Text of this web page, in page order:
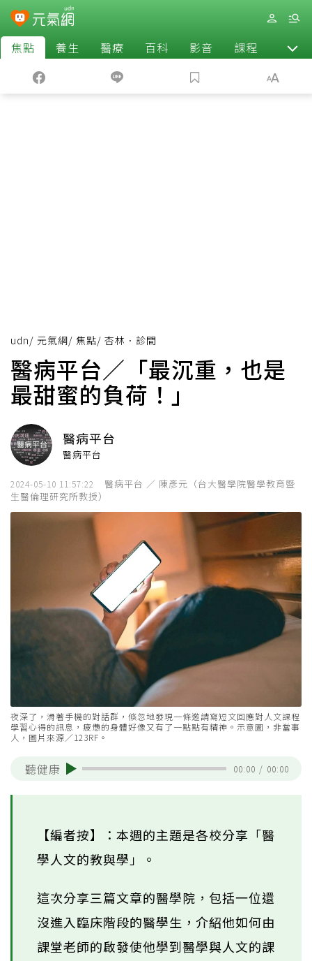
焦點 養生 醫療 百科 影音 課程 退休
udn/ 元氣網/ 焦點/ 杏林．診間
醫病平台／「最沉重，也是
最甜蜜的負荷！」
醫病平台
醫病平台
2024-05-10 11:57:22
醫病平台 ／ 陳彥元（台大醫學院醫學教育暨
生醫倫理研究所教授）
夜深了，滑著手機的對話群，倏忽地發現一條邀請寫短文回應對人文課程
學習心得的訊息，疲憊的身體好像又有了一點點有精神。示意圖，非當事
人，圖片來源／123RF。
聽健康 00:00 / 00:00
【編者按】：本週的主題是各校分享「醫
學人文的教與學」。
這次分享三篇文章的醫學院，包括一位還
沒進入臨床階段的醫學生，介紹他如何由
課堂老師的啟發使他學到醫學與人文的課